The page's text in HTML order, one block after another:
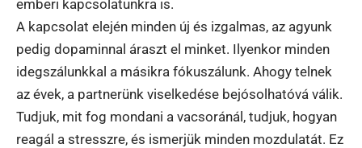
emberi kapcsolatunkra is.
A kapcsolat elején minden új és izgalmas, az agyunk
pedig dopaminnal áraszt el minket. Ilyenkor minden
idegszálunkkal a másikra fókuszálunk. Ahogy telnek
az évek, a partnerünk viselkedése bejósolhatóvá válik.
Tudjuk, mit fog mondani a vacsoránál, tudjuk, hogyan
reagál a stresszre, és ismerjük minden mozdulatát. Ez